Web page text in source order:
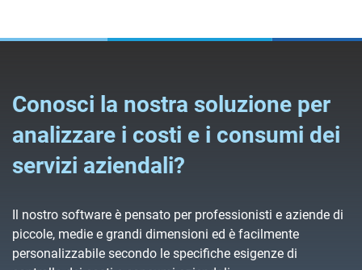
Conosci la nostra soluzione per
analizzare i costi e i consumi dei
servizi aziendali?
Il nostro software è pensato per professionisti e aziende di
piccole, medie e grandi dimensioni ed è facilmente
personalizzabile secondo le specifiche esigenze di